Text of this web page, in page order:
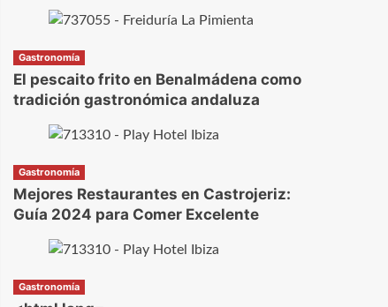
Gastronomía
El pescaito frito en Benalmádena como
tradición gastronómica andaluza
Gastronomía
Mejores Restaurantes en Castrojeriz:
Guía 2024 para Comer Excelente
Gastronomía